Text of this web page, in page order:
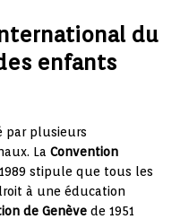
du
enfants
par plusieurs
La Convention
stipule que tous les
à une éducation
de Genève de 1951